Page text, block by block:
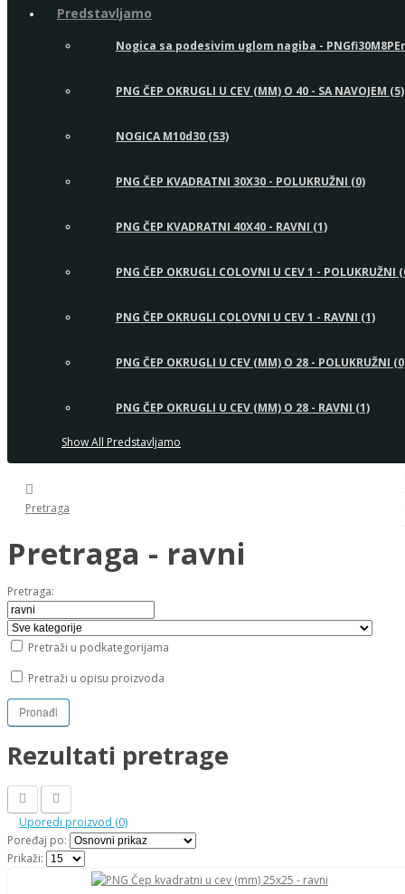
Predstavljamo
Nogica sa podesivim uglom nagiba -
PNG ČEP OKRUGLI U CEV (MM) O 40 - SA NAVOJEM (5)
NOGICA M10d30 (53)
PNG ČEP KVADRATNI 30X30 - POLUKRUŽNI (0)
PNG ČEP KVADRATNI 40X40 - RAVNI (1)
PNG ČEP OKRUGLI COLOVNI U CEV 1 - POLUKRUŽNI
PNG ČEP OKRUGLI COLOVNI U CEV 1 - RAVNI (1)
PNG ČEP OKRUGLI U CEV (MM) O 28 - POLUKRUŽNI
PNG ČEP OKRUGLI U CEV (MM) O 28 - RAVNI (1)
Show All Predstavljamo
Pretraga
Pretraga - ravni
Pretraga:
Pretraži u podkategorijama
Pretraži u opisu proizvoda
Rezultati pretrage
Uporedi proizvod (0)
Poređaj po:
Prikaži: